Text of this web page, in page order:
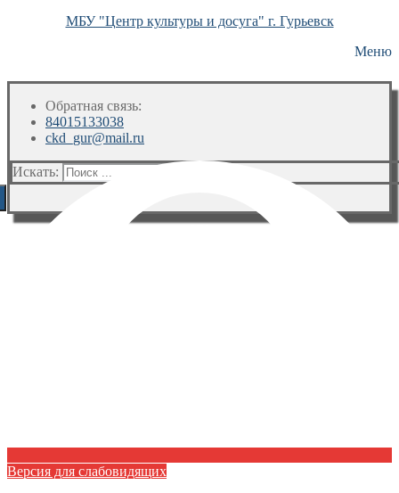
МБУ "Центр культуры и досуга" г. Гурьевск
Меню
Обратная связь:
84015133038
ckd_gur@mail.ru
Искать:
Версия для слабовидящих